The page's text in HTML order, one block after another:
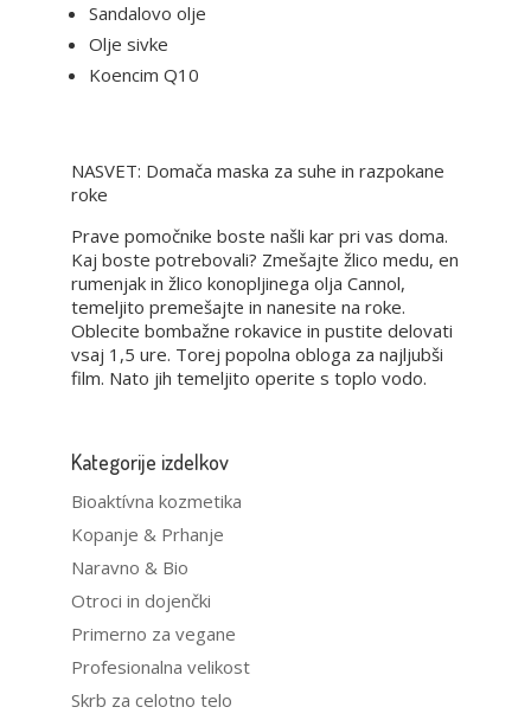
Sandalovo olje
Olje sivke
Koencim Q10
NASVET: Domača maska ​​za suhe in razpokane
roke
Prave pomočnike boste našli kar pri vas doma.
Kaj boste potrebovali? Zmešajte žlico medu, en
rumenjak in žlico konopljinega olja Cannol,
temeljito premešajte in nanesite na roke.
Oblecite bombažne rokavice in pustite delovati
vsaj 1,5 ure. Torej popolna obloga za najljubši
film. Nato jih temeljito operite s toplo vodo.
Kategorije izdelkov
Bioaktívna kozmetika
Kopanje & Prhanje
Naravno & Bio
Otroci in dojenčki
Primerno za vegane
Profesionalna velikost
Skrb za celotno telo